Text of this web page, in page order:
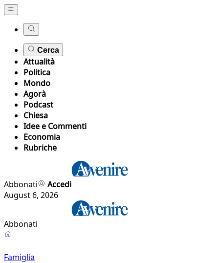
Cerca
Attualità
Politica
Mondo
Agorà
Podcast
Chiesa
Idee e Commenti
Economia
Rubriche
Abbonati
Accedi
August 6, 2026
Abbonati
Famiglia